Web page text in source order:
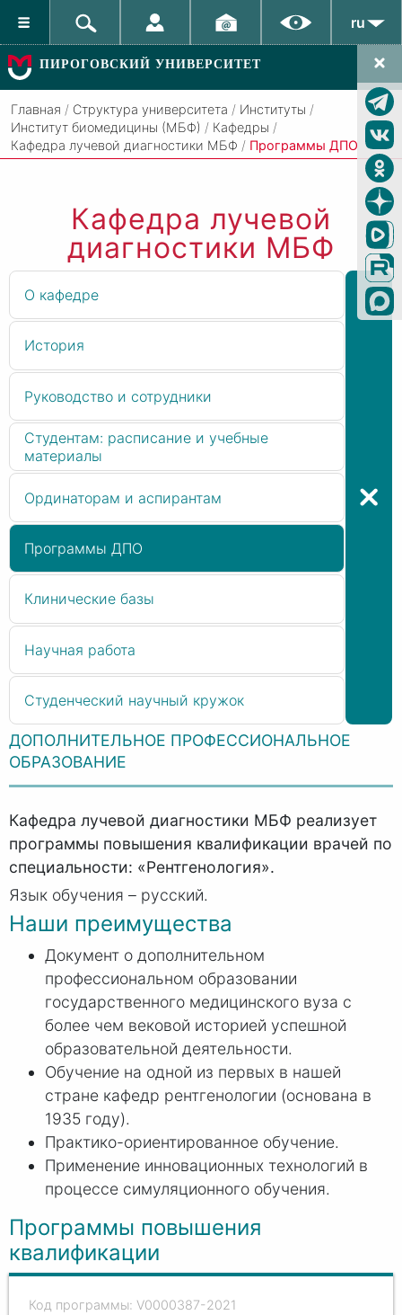
ru
ПИРОГОВСКИЙ УНИВЕРСИТЕТ
Главная / Структура университета / Институты /
Институт биомедицины (МБФ) / Кафедры /
Кафедра лучевой диагностики МБФ / Программы ДПО
Кафедра лучевой
диагностики МБФ
О кафедре
История
Руководство и сотрудники
Студентам: расписание и учебные
материалы
Ординаторам и аспирантам
Программы ДПО
Клинические базы
Научная работа
Студенческий научный кружок
ДОПОЛНИТЕЛЬНОЕ ПРОФЕССИОНАЛЬНОЕ
ОБРАЗОВАНИЕ
Кафедра лучевой диагностики МБФ реализует
программы повышения квалификации врачей по
специальности: «Рентгенология».
Язык обучения – русский.
Наши преимущества
Документ о дополнительном
профессиональном образовании
государственного медицинского вуза с
более чем вековой историей успешной
образовательной деятельности.
Обучение на одной из первых в нашей
стране кафедр рентгенологии (основана в
1935 году).
Практико-ориентированное обучение.
Применение инновационных технологий в
процессе симуляционного обучения.
Программы повышения
квалификации
V0000387-2021